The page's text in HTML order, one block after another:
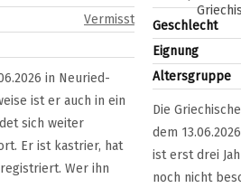
Vermisst
in Neuried-
ist er auch in ein
sich weiter
Er ist kastrier, hat
Wer ihn
Geschlecht
Eignung
Altersgruppe
Die
dem
ist erst drei
noch nicht